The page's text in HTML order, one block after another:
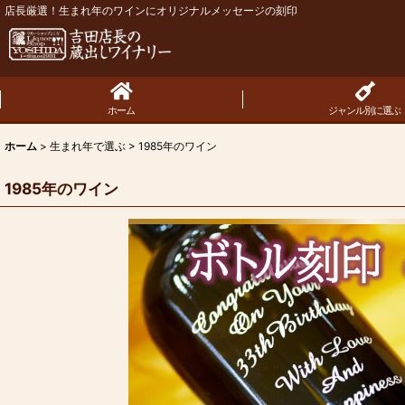
店長厳選！生まれ年のワインにオリジナルメッセージの刻印
ホーム ジャンル別に選ぶ
ホーム > 生まれ年で選ぶ > 1985年のワイン
1985年のワイン